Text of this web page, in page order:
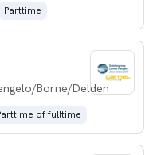
Parttime
Borne/Delden
of fulltime